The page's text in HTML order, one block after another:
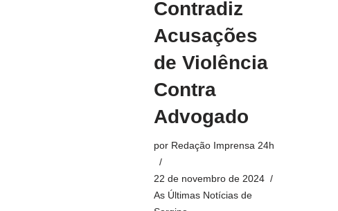
Contradiz
Acusações
de Violência
Contra
Advogado
por Redação Imprensa 24h
22 de novembro de 2024
As Últimas Notícias de